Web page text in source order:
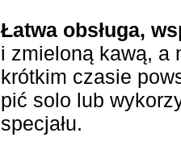
Łatwa obsługa,
i zmieloną kawą, a
krótkim czasie
pić solo lub
specjału.